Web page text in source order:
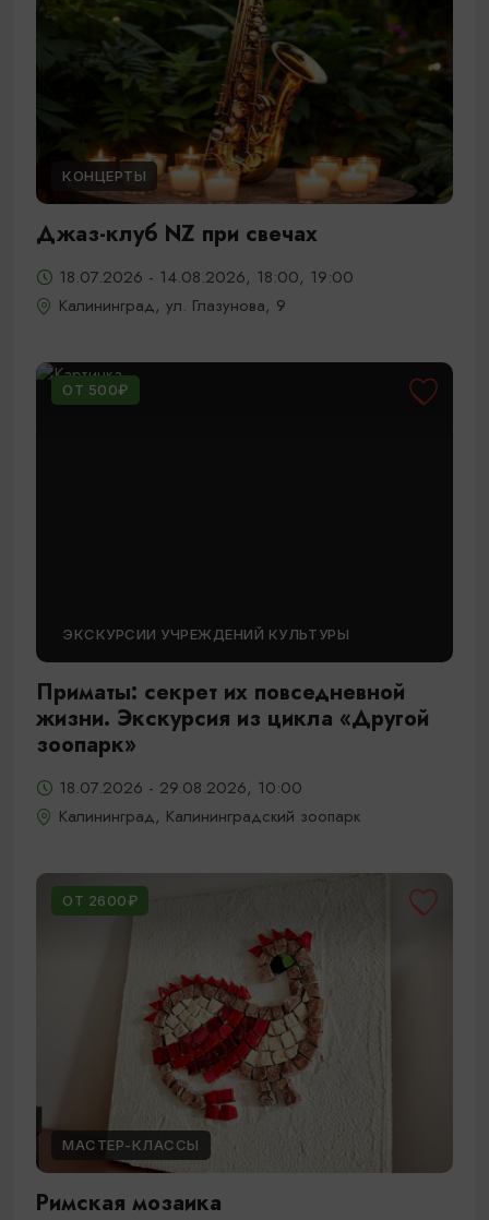
КОНЦЕРТЫ
Джаз-клуб NZ при свечах
18.07.2026 - 14.08.2026, 18:00, 19:00
Калининград, ул. Глазунова, 9
ОТ 500₽
ЭКСКУРСИИ УЧРЕЖДЕНИЙ КУЛЬТУРЫ
Приматы: секрет их повседневной
жизни. Экскурсия из цикла «Другой
зоопарк»
18.07.2026 - 29.08.2026, 10:00
Калининград, Калининградский зоопарк
ОТ 2600₽
МАСТЕР-КЛАССЫ
Римская мозаика